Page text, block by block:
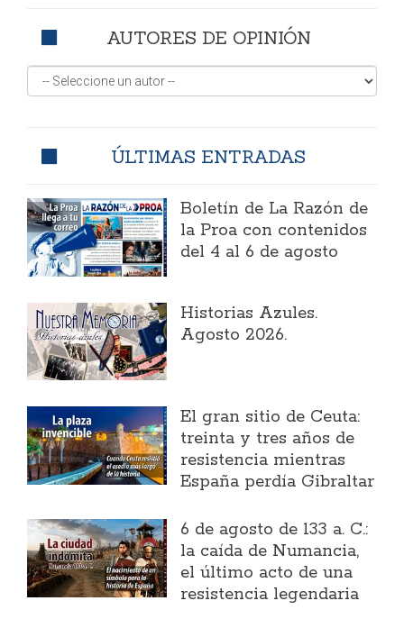
AUTORES DE OPINIÓN
ÚLTIMAS ENTRADAS
Boletín de La Razón de
la Proa con contenidos
del 4 al 6 de agosto
Historias Azules.
Agosto 2026.
El gran sitio de Ceuta:
treinta y tres años de
resistencia mientras
España perdía Gibraltar
6 de agosto de 133 a. C.:
la caída de Numancia,
el último acto de una
resistencia legendaria